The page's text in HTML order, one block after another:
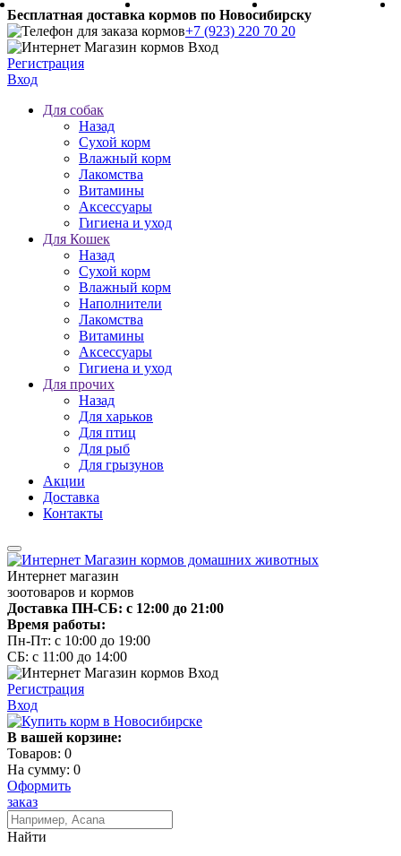
Бесплатная доставка кормов по Новосибирску
+7 (923) 220 70 20
Регистрация
Вход
Для собак
Назад
Сухой корм
Влажный корм
Лакомства
Витамины
Аксессуары
Гигиена и уход
Для Кошек
Назад
Сухой корм
Влажный корм
Наполнители
Лакомства
Витамины
Аксессуары
Гигиена и уход
Для прочих
Назад
Для харьков
Для птиц
Для рыб
Для грызунов
Акции
Доставка
Контакты
Интернет магазин
зоотоваров и кормов
Доставка ПН-СБ: с 12:00 до 21:00
Время работы:
Пн-Пт: с 10:00 до 19:00
СБ: с 11:00 до 14:00
Регистрация
Вход
В вашей корзине:
Товаров: 0
На сумму: 0
Оформить
заказ
Найти